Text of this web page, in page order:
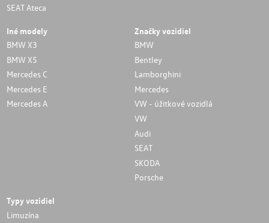
SEAT Ateca
Iné modely
BMW X3
BMW X5
Mercedes C
Mercedes E
Mercedes A
Značky vozidiel
BMW
Bentley
Lamborghini
Mercedes
VW - úžitkové vozidlá
VW
Audi
SEAT
SKODA
Porsche
Typy vozidiel
Limuzína